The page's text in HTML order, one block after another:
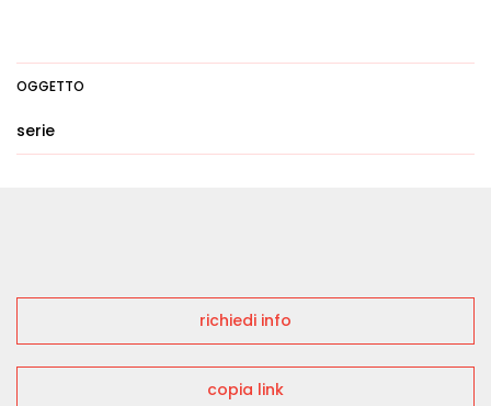
OGGETTO
serie
richiedi info
copia link